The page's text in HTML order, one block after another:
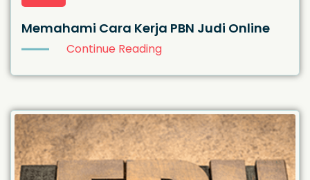
Memahami Cara Kerja PBN Judi Online
Continue Reading